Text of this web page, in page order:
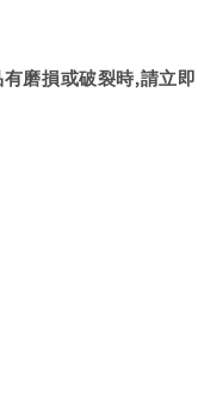
磨損或破裂時,請立即